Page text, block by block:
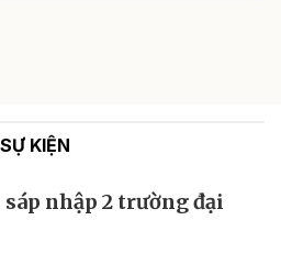
KIỆN
nhập 2 trường đại